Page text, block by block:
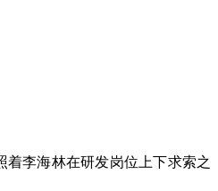
李海林在研发岗位上下求索之